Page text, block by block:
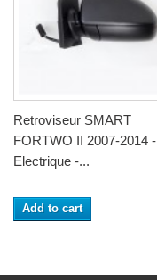
Retroviseur SMART
FORTWO II 2007-2014 -
Electrique -...
Add to cart